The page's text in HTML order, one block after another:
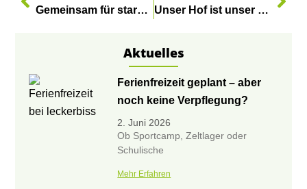
Gemeinsam für starke Kids und Jugendliche. Unser Hof ist unser Stolz – und die Grundlage für alles, was wir bei leckerbiss tun
Aktuelles
Ferienfreizeit geplant – aber
noch keine Verpflegung?
2. Juni 2026
Ob Sportcamp, Zeltlager oder
Schulische
Mehr Erfahren